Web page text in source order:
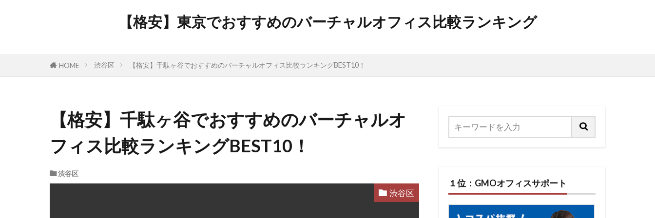
【格安】東京でおすすめのバーチャルオフィス比較ランキング
HOME 渋谷区 【格安】千駄ヶ谷でおすすめのバーチャルオフィス比較ランキングBEST10！
【格安】千駄ヶ谷でおすすめのバーチャルオ
フィス比較ランキングBEST10！
渋谷区
渋谷区
１位：GMOオフィスサポート